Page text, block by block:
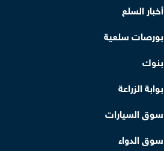
أخبار السلع
بورصات سلعية
بنوك
بوابة الزراعة
سوق السيارات
سوق الدواء